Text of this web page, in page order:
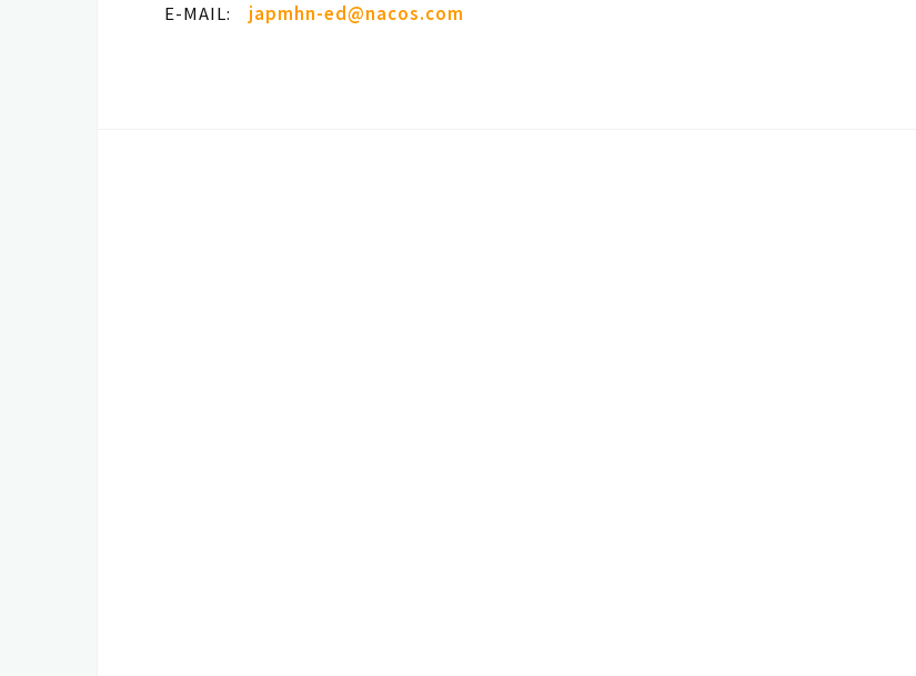
E-MAIL: japmhn-ed@nacos.com